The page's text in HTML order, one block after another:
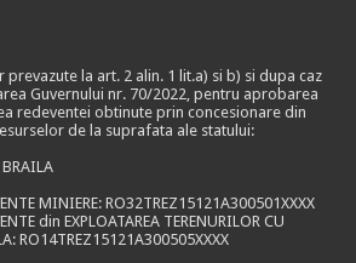
la art. 2 alin. 1 lit.a) si b) si dupa caz
Guvernului nr. 70/2022, pentru aprobarea
redeventei obtinute prin concesionare din
de la suprafata ale statului:
MINIERE: RO32TREZ15121A300501XXXX
din EXPLOATAREA TERENURILOR CU
RO14TREZ15121A300505XXXX